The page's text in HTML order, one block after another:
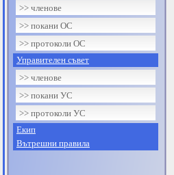
>> членове
>> покани ОС
>> протоколи ОС
Управителен съвет
>> членове
>> покани УС
>> протоколи УС
Екип
Вътрешни правила